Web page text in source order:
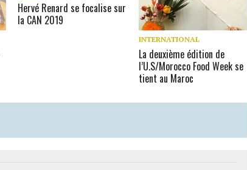
Hervé Renard se focalise sur
la CAN 2019
INTERNATIONAL
La deuxième édition de
l’U.S/Morocco Food Week se
tient au Maroc